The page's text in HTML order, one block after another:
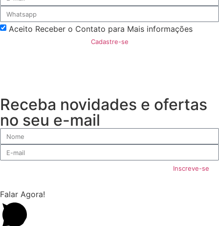
Aceito Receber o Contato para Mais informações
Cadastre-se
Receba novidades e ofertas
no seu e-mail
Inscreve-se
Falar Agora!